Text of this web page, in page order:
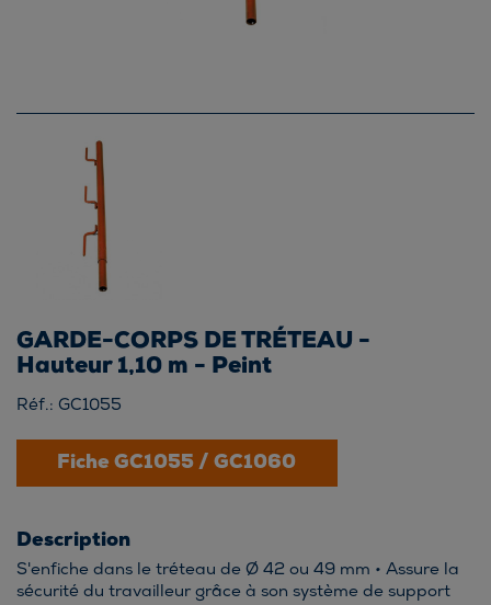
GARDE-CORPS DE TRÉTEAU -
Hauteur 1,10 m - Peint
Réf.: GC1055
Fiche GC1055 / GC1060
Description
S'enfiche dans le tréteau de Ø 42 ou 49 mm • Assure la
sécurité du travailleur grâce à son système de support